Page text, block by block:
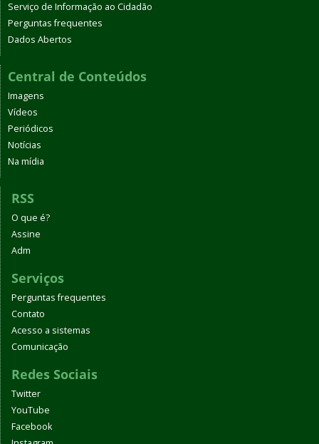
Serviço de Informação ao Cidadão
Perguntas frequentes
Dados Abertos
Central de Conteúdos
Imagens
Vídeos
Periódicos
Notícias
Na mídia
RSS
O que é?
Assine
Adm
Serviços
Perguntas frequentes
Contato
Acesso a sistemas
Comunicação
Redes Sociais
Twitter
YouTube
Facebook